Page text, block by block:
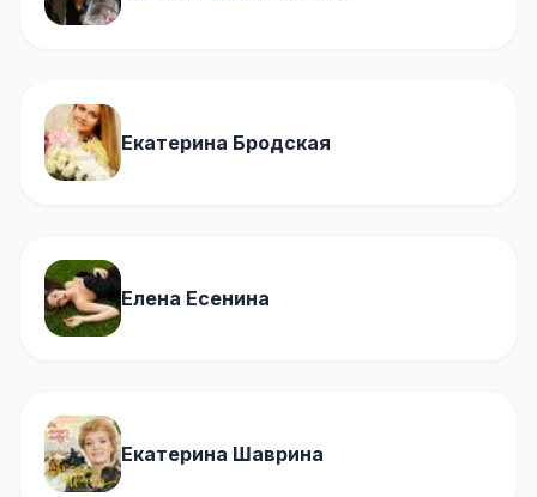
Екатерина Бродская
Елена Есенина
Екатерина Шаврина